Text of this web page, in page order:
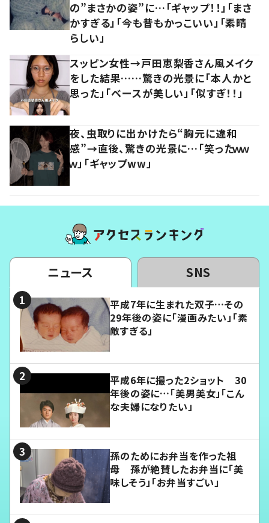
の”まさかの姿”に…「ギャップ！！」「まさ
かすぎる」「今も昔もかっこいい」「素晴
らしい」
スッピン女性→戸田恵梨香さん風メイク
をした結果……驚きの光景に「本人かと
思った」「ベースが美しい」「似すぎ！！」
夜、虫取りに出かけたら“胸元に違和
感”→直後、驚きの光景に…「笑ったｗｗ
ｗ」「ギャップww」
ニュース SNS
平成7年に生まれた双子…その
29年後の姿に「漫画みたい」「素
敵すぎる」
平成6年に撮った2ショット 30
年後の姿に…「美男美女」「こん
な夫婦になりたい」
孫のためにお弁当を作った祖
母 孫が絶賛したお弁当に「美
味しそう」「お弁当すごい」